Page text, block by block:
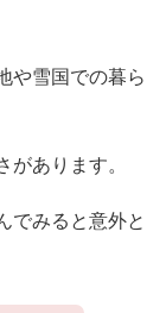
や雪国での暮ら
あります。
でみると意外と